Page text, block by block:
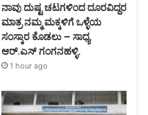
ನಾವು ದುಷ್ಟ ಚಟಗಳಿಂದ ದೂರವಿದ್ದರ
ಮಾತ್ರ ನಮ್ಮ ಮಕ್ಕಳಿಗೆ ಒಳ್ಳೆಯ
ಸಂಸ್ಕಾರ ಕೊಡಲು – ಸಾಧ್ಯ
ಆರ್.ಎಸ್ ಗಂಗನಹಳ್ಳಿ.
1 hour ago